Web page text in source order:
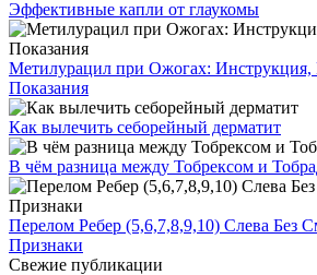
Эффективные капли от глаукомы
Метилурацил при Ожогах:
Показания
Как вылечить себорейный дерматит
В чём разница между Тобрексом и
Перелом Ребер (5,6,7,8,9,10) Слева Без
Признаки
Свежие публикации